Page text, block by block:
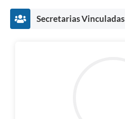
Secretarias Vinculadas